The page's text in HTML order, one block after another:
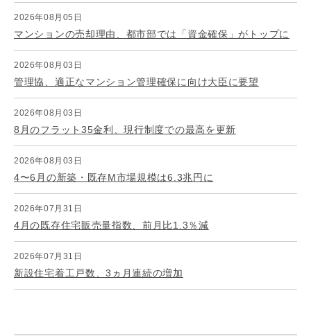
2026年08月05日
マンションの売却理由、都市部では「資金確保」がトップに
2026年08月03日
管理協、適正なマンション管理確保に向け大臣に要望
2026年08月03日
8月のフラット35金利、現行制度での最高を更新
2026年08月03日
4〜6月の新築・既存M市場規模は6.3兆円に
2026年07月31日
4月の既存住宅販売量指数、前月比1.3％減
2026年07月31日
新設住宅着工戸数、3ヵ月連続の増加